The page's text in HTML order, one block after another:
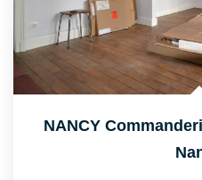
NANCY